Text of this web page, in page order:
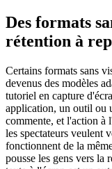
Des formats
rétention à
Certains formats sans
devenus des modèles
tutoriel en capture
application, un outil ou
commente, et l'action à
les spectateurs veulent
fonctionnent de la
pousse les gens vers la